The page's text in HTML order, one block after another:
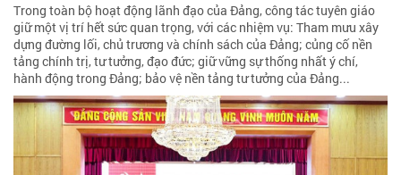
Trong toàn bộ hoạt động lãnh đạo của Đảng, công tác tuyên giáo
giữ một vị trí hết sức quan trọng, với các nhiệm vụ: Tham mưu xây
dựng đường lối, chủ trương và chính sách của Đảng; củng cố nền
tảng chính trị, tư tưởng, đạo đức; giữ vững sự thống nhất ý chí,
hành động trong Đảng; bảo vệ nền tảng tư tưởng của Đảng...